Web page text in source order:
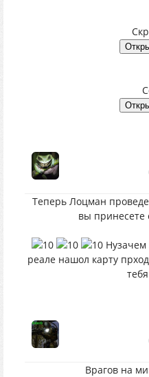
Теперь Лоцман
вы принесете
Нузачем
реале нашол карту
Врагов на